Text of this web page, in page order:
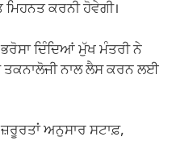
ਕਰਨੀ ਹੋਵੇਗੀ।
ਦਿੰਦਿਆਂ ਮੁੱਖ ਮੰਤਰੀ ਨੇ
ਤਕਨਾਲੋਜੀ ਨਾਲ ਲੈਸ ਕਰਨ ਲਈ
ਅਨੁਸਾਰ ਸਟਾਫ਼,